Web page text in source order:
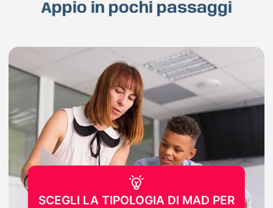
Appio in pochi passaggi
SCEGLI LA TIPOLOGIA DI MAD PER